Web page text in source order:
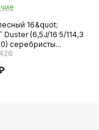
16&quot;
Duster (6,5J/16 5/114,3
серебристы...